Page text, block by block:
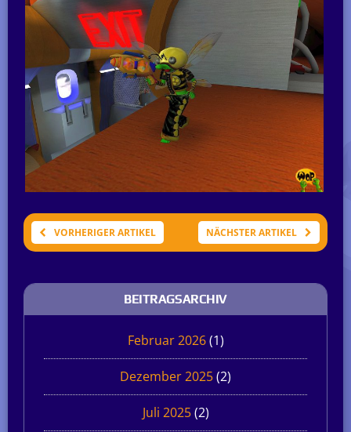
VORHERIGER ARTIKEL NÄCHSTER ARTIKEL
BEITRAGSARCHIV
Februar 2026(1)
Dezember 2025(2)
Juli 2025(2)